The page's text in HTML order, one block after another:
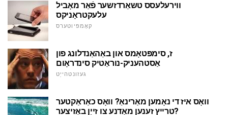
ווירעלעסס טשאַרדזשער פֿאַר מאָביל
עלעקטראָניקס
קאָמפּיוטערס
ז, סימפּטאָמס און באַהאַנדלונג פון
אַסטהעניק-נוראַטיק סינדראָום
געזונטהייַט
וואָס איז די נאָמען מאַרינאַ? וואָס כאַראַקטער
טרייץ זענען מאָדנע צו זייַן באַזיצער?